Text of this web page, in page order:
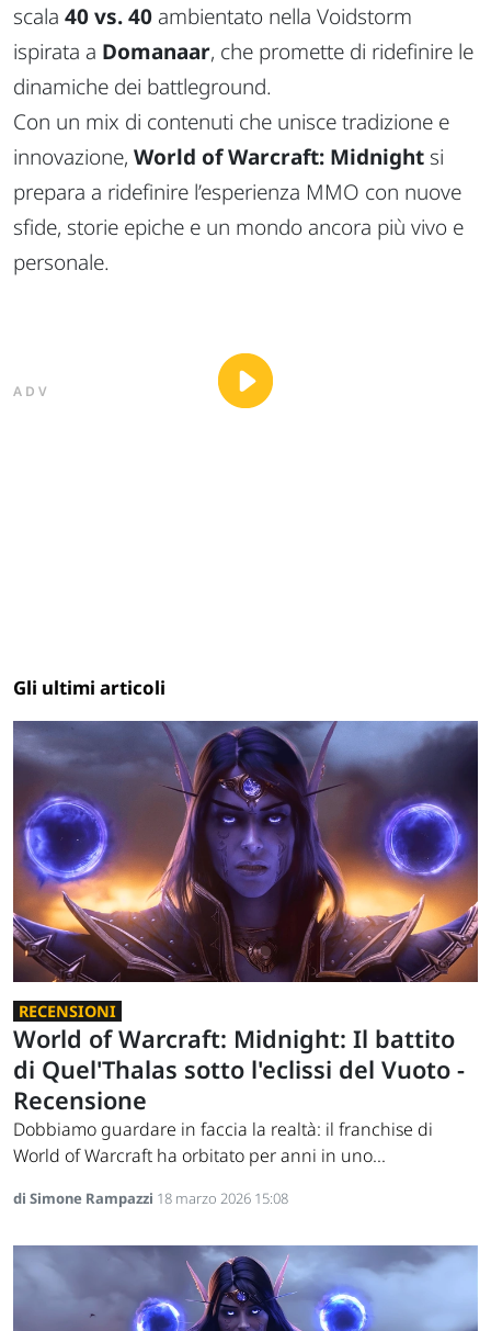
scala 40 vs. 40 ambientato nella Voidstorm
ispirata a Domanaar, che promette di ridefinire le
dinamiche dei battleground.
Con un mix di contenuti che unisce tradizione e
innovazione, World of Warcraft: Midnight si
prepara a ridefinire l’esperienza MMO con nuove
sfide, storie epiche e un mondo ancora più vivo e
personale.
ADV
Gli ultimi articoli
RECENSIONI
World of Warcraft: Midnight: Il battito
di Quel'Thalas sotto l'eclissi del Vuoto -
Recensione
Dobbiamo guardare in faccia la realtà: il franchise di
World of Warcraft ha orbitato per anni in uno...
di Simone Rampazzi 18 marzo 2026 15:08